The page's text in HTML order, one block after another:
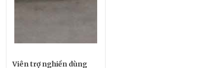
Viên trợ nghiền dùng